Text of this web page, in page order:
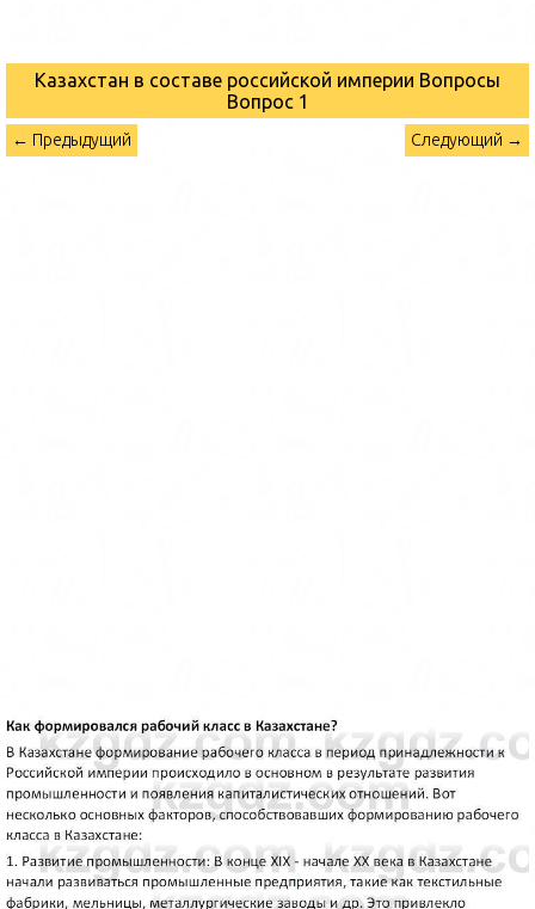
Казахстан в составе российской империи Вопросы
Вопрос 1
← Предыдущий Следующий →